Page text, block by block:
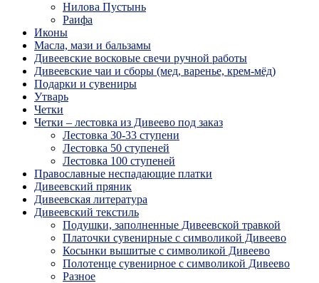
Нилова Пустынь
Раифа
Иконы
Масла, мази и бальзамы
Дивеевские восковые свечи ручной работы
Дивеевские чаи и сборы (мед, варенье, крем-мёд)
Подарки и сувениры
Утварь
Четки
Четки – лестовка из Дивеево под заказ
Лестовка 30-33 ступени
Лестовка 50 ступеней
Лестовка 100 ступеней
Православные неспадающие платки
Дивеевский пряник
Дивеевская литература
Дивеевский текстиль
Подушки, заполненные Дивеевской травкой
Платочки сувенирные с символикой Дивеево
Косынки вышитые с символикой Дивеево
Полотенце сувенирное с символикой Дивеево
Разное